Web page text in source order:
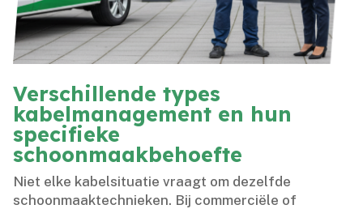
Verschillende types
kabelmanagement en hun
specifieke
schoonmaakbehoefte
Niet elke kabelsituatie vraagt om dezelfde
schoonmaaktechnieken.​ Bij commerciële of